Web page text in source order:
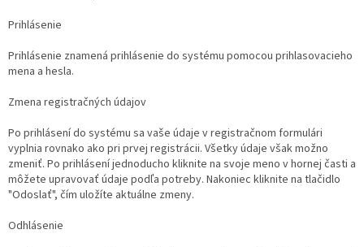
Prihlásenie
Prihlásenie znamená prihlásenie do systému pomocou prihlasovacieho
mena a hesla.
Zmena registračných údajov
Po prihlásení do systému sa vaše údaje v registračnom formulári
vyplnia rovnako ako pri prvej registrácii. Všetky údaje však možno
zmeniť. Po prihlásení jednoducho kliknite na svoje meno v hornej časti a
môžete upravovať údaje podľa potreby. Nakoniec kliknite na tlačidlo
"Odoslať", čím uložíte aktuálne zmeny.
Odhlásenie